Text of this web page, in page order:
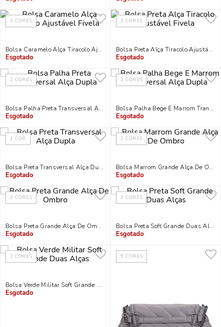
Indisponível Indisponível
3 CORES
Bolsa Caramelo Alça Tiracolo Ajustável Fivela
Indisponível
3 CORES
Bolsa Preta Alça Tiracolo Ajustável
Indisponível
2 CORES
Bolsa Palha Preta Transversal Alça Dupla
Indisponível
2 CORES
Bolsa Palha Bege E Marrom
Indisponível
1 COR
Bolsa Preta Transversal Alça Dupla
Indisponível
2 CORES
Bolsa Marrom Grande Alça De
Indisponível
2 CORES
Bolsa Preta Grande Alça De Ombro
Indisponível
2 CORES
Bolsa Preta Soft Grande Duas Alças
Indisponível
2 CORES
Bolsa Verde Militar Soft Grande Duas Alças
Indisponível
5 CORES